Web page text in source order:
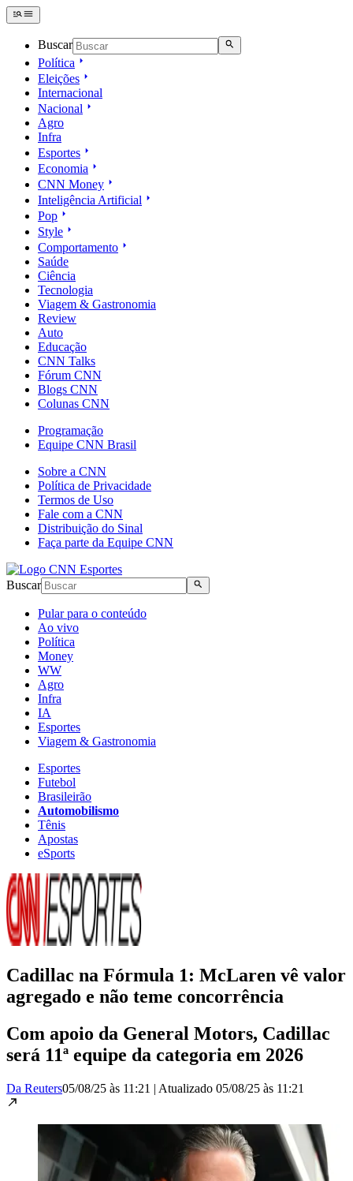
Buscar
Política
Eleições
Internacional
Nacional
Agro
Infra
Esportes
Economia
CNN Money
Inteligência Artificial
Pop
Style
Comportamento
Saúde
Ciência
Tecnologia
Viagem & Gastronomia
Review
Auto
Educação
CNN Talks
Fórum CNN
Blogs CNN
Colunas CNN
Programação
Equipe CNN Brasil
Sobre a CNN
Política de Privacidade
Termos de Uso
Fale com a CNN
Distribuição do Sinal
Faça parte da Equipe CNN
Buscar
Pular para o conteúdo
Ao vivo
Política
Money
WW
Agro
Infra
IA
Esportes
Viagem & Gastronomia
Esportes
Futebol
Brasileirão
Automobilismo
Tênis
Apostas
eSports
Cadillac na Fórmula 1: McLaren vê valor
agregado e não teme concorrência
Com apoio da General Motors, Cadillac
será 11ª equipe da categoria em 2026
Da Reuters05/08/25 às 11:21 | Atualizado 05/08/25 às 11:21